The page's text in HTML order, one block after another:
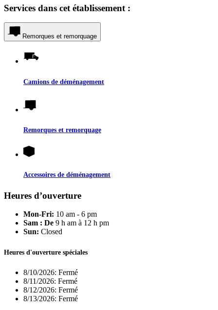
Services dans cet établissement :
Remorques et remorquage
Camions de déménagement
Remorques et remorquage
Accessoires de déménagement
Heures d’ouverture
Mon-Fri: 10 am - 6 pm
Sam : De 9 h am à 12 h pm
Sun: Closed
Heures d'ouverture spéciales
8/10/2026: Fermé
8/11/2026: Fermé
8/12/2026: Fermé
8/13/2026: Fermé